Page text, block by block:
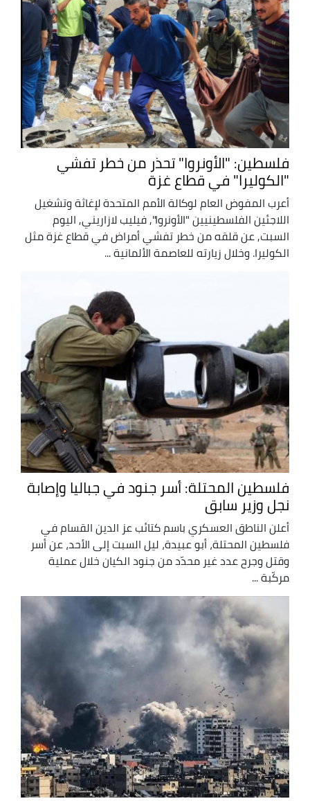
فلسطين: "الأونروا" تحذر من خطر تفشي
"الكوليرا" في قطاع غزة
أعرب المفوض العام لوكالة الأمم المتحدة لإغاثة وتشغيل
اللاجئين الفلسطينيين "الأونروا", فيليب لازاريني, اليوم
السبت, عن قلقه من خطر تفشي أمراض في قطاع غزة مثل
الكوليرا. وخلال زيارته للعاصمة الألمانية ...
فلسطين المحتلة: أسر جنود في جباليا وإصابة
نجل وزير سابق
أعلن الناطق العسكري باسم كتائب عز الدين القسام في
فلسطين المحتلة، أبو عبيدة، ليل السبت إلى الأحد، عن أسر
وقتل وجرح عدد غير محدّد من جنود الكيان خلال عملية
مركّبة ...